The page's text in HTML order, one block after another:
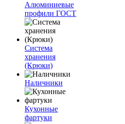
Алюминиевые
профили ГОСТ
Система
хранения
(Крюки)
Наличники
Кухонные
фартуки